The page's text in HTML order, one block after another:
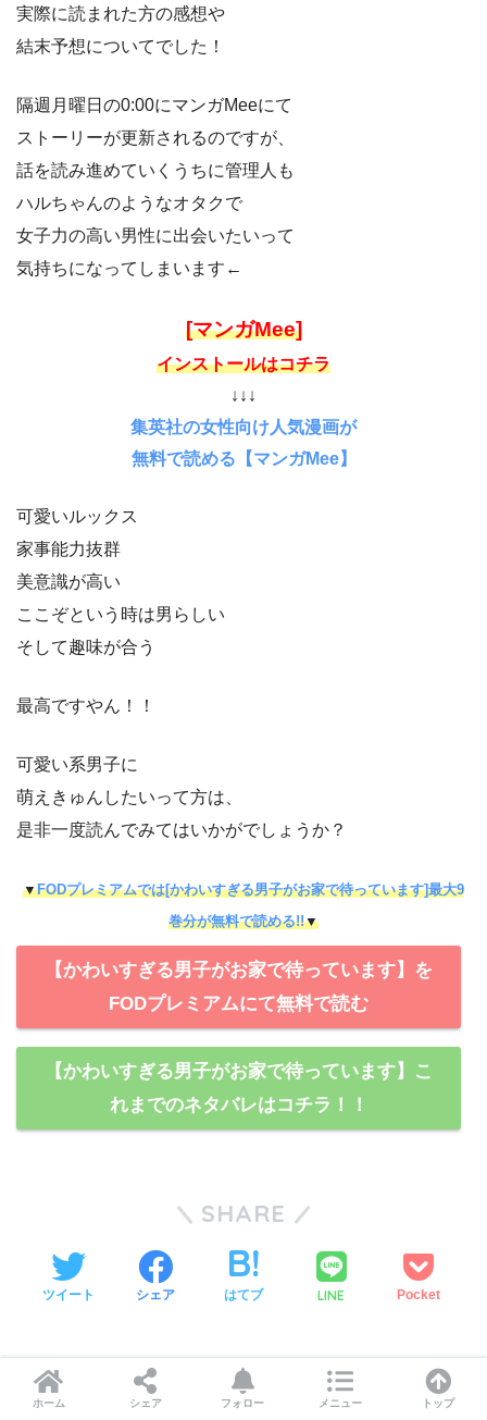
実際に読まれた方の感想や
結末予想についてでした！
隔週月曜日の0:00にマンガMeeにて
ストーリーが更新されるのですが、
話を読み進めていくうちに管理人も
ハルちゃんのようなオタクで
女子力の高い男性に出会いたいって
気持ちになってしまいます←
[マンガMee]
インストールはコチラ
↓↓↓
集英社の女性向け人気漫画が
無料で読める【マンガMee】
可愛いルックス
家事能力抜群
美意識が高い
ここぞという時は男らしい
そして趣味が合う
最高ですやん！！
可愛い系男子に
萌えきゅんしたいって方は、
是非一度読んでみてはいかがでしょうか？
▼FODプレミアムでは[かわいすぎる男子がお家で待っています]最大9
巻分が無料で読める!!▼
【かわいすぎる男子がお家で待っています】を
FODプレミアムにて無料で読む
【かわいすぎる男子がお家で待っています】こ
れまでのネタバレはコチラ！！
SHARE
ツイート シェア はてブ LINE Pocket
ホーム シェア フォロー メニュー トップ